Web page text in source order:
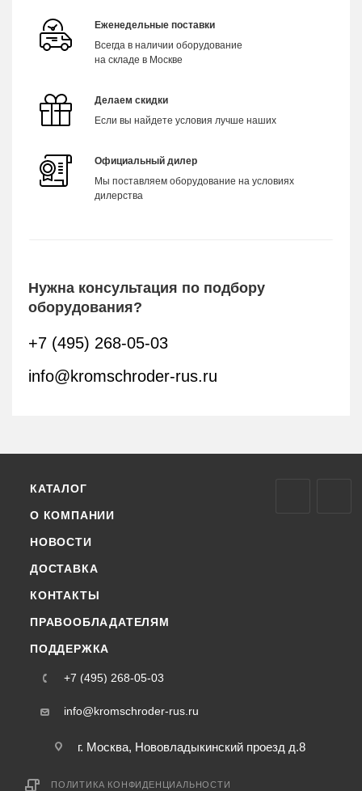
Еженедельные поставки
Всегда в наличии оборудование
на складе в Москве
Делаем скидки
Если вы найдете условия лучше наших
Официальный дилер
Мы поставляем оборудование на условиях
дилерства
Нужна консультация по подбору
оборудования?
+7 (495) 268-05-03
info@kromschroder-rus.ru
КАТАЛОГ
О КОМПАНИИ
НОВОСТИ
ДОСТАВКА
КОНТАКТЫ
ПРАВООБЛАДАТЕЛЯМ
ПОДДЕРЖКА
+7 (495) 268-05-03
info@kromschroder-rus.ru
г. Москва, Нововладыкинский проезд д.8
ПОЛИТИКА КОНФИДЕНЦИАЛЬНОСТИ